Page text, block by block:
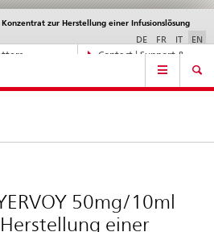
Contact | Support &
zur Herstellung einer Infusionslösung
DE FR IT EN
50mg/10ml
einer